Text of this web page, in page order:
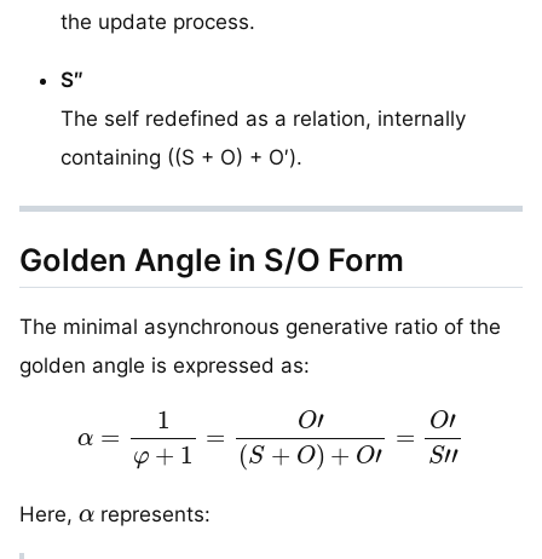
the update process.
S″
The self redefined as a relation, internally
containing ((S + O) + O′).
Golden Angle in S/O Form
The minimal asynchronous generative ratio of the
golden angle is expressed as:
φ O)+
Here, represents: